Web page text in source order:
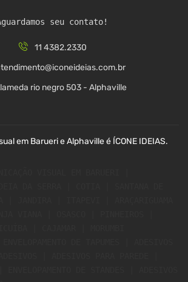
seu contato!
11 4382.2330
rio negro 503 - Alphaville
em Barueri e Alphaville é ÍCONE IDEIAS.